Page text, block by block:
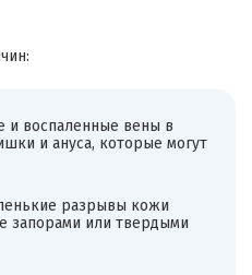
и воспаленные вены в
и ануса, которые могут
разрывы кожи
запорами или твердыми